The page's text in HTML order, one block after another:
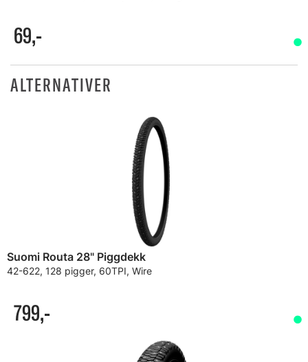
69,-
ALTERNATIVER
Suomi Routa 28" Piggdekk
42-622, 128 pigger, 60TPI, Wire
799,-